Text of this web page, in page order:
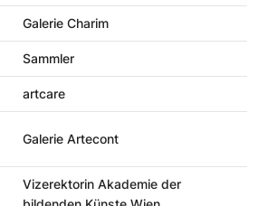
Galerie Charim
Sammler
artcare
Galerie Artecont
Vizerektorin Akademie der